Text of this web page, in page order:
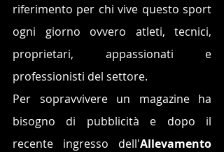
riferimento per chi vive questo sport
ogni giorno ovvero atleti, tecnici,
proprietari, appassionati e
professionisti del settore.
Per sopravvivere un magazine ha
bisogno di pubblicità e dopo il
recente ingresso dell'Allevamento